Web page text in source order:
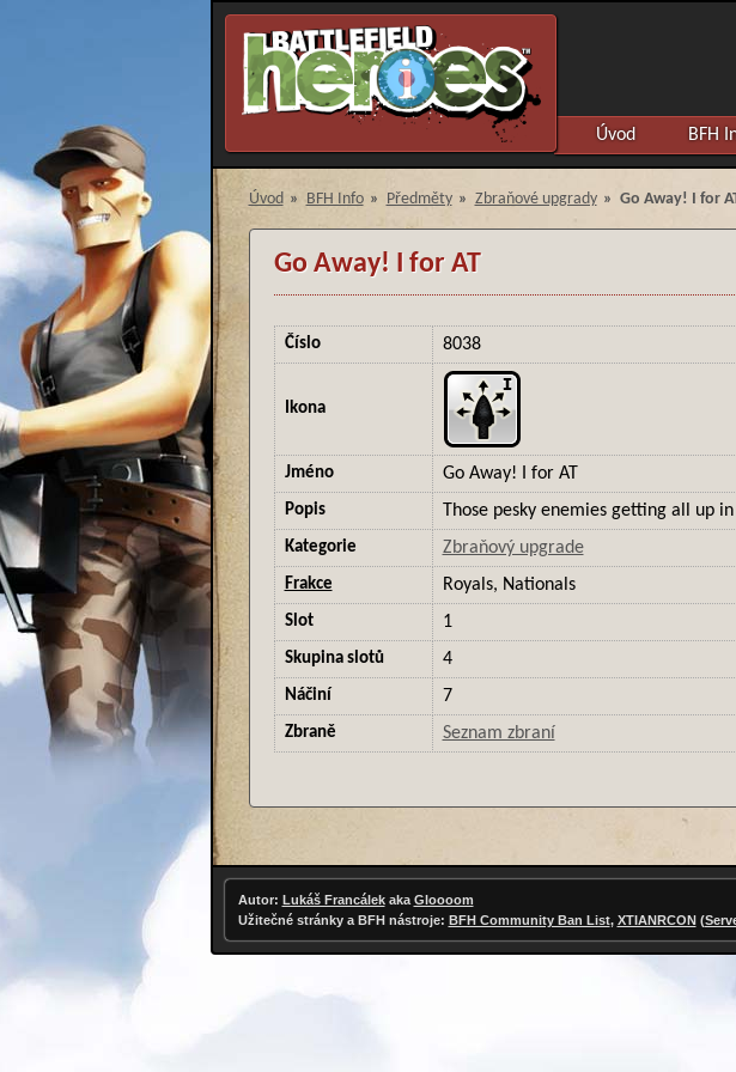
Úvod BFH
Úvod » BFH Info » Předměty » Zbraňové upgrady » Go Away! I for
Go Away! I for AT
Číslo 8038
Ikona
Jméno Go Away! I for AT
Popis Those pesky enemies getting all up
Kategorie Zbraňový upgrade
Frakce Royals, Nationals
Slot 1
Skupina slotů 4
Náčiní 7
Zbraně Seznam zbraní
Autor: Lukáš Francálekaka Gloooom
Užitečné stránky a BFH nástroje: BFH Community Ban List, XTIANRCON(